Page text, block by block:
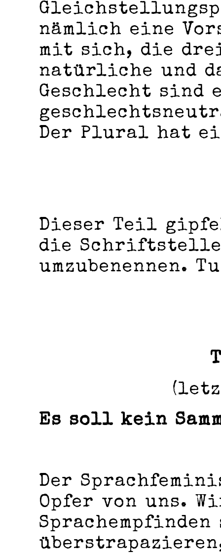
nämlich eine
mit sich, die drei
natürliche und
Geschlecht sind
Der Plural hat
Dieser Teil
die
umzubenennen.
Es soll kein
Der
Opfer von uns.